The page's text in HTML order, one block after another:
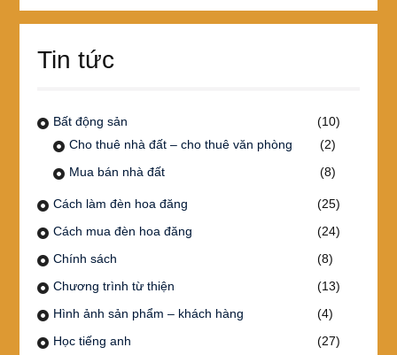
Tin tức
Bất động sản
(10)
Cho thuê nhà đất – cho thuê văn phòng
(2)
Mua bán nhà đất
(8)
Cách làm đèn hoa đăng
(25)
Cách mua đèn hoa đăng
(24)
Chính sách
(8)
Chương trình từ thiện
(13)
Hình ảnh sản phẩm – khách hàng
(4)
Học tiếng anh
(27)